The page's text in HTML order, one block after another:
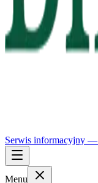
Serwis informacyjny —
Menu